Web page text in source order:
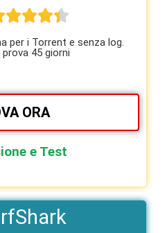

per i Torrent e senza log.
45 giorni
ORA
e Test